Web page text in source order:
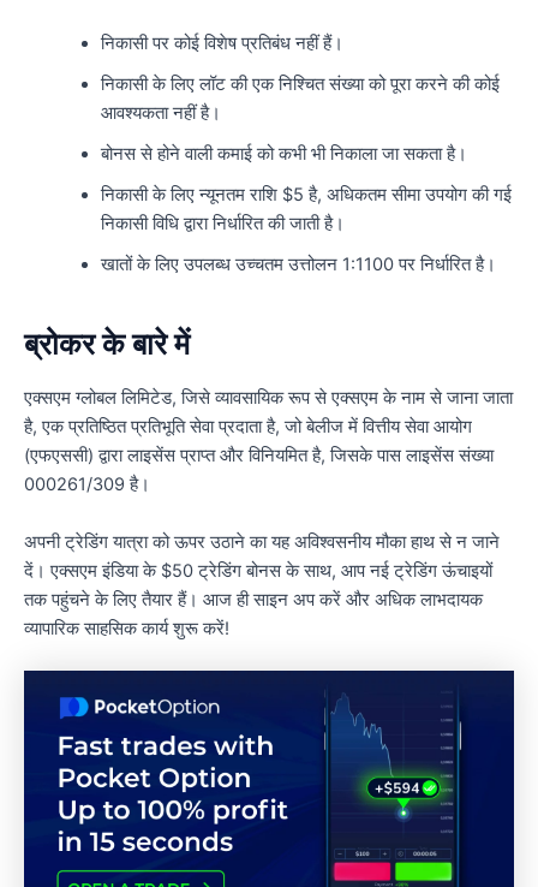
निकासी पर कोई विशेष प्रतिबंध नहीं हैं।
निकासी के लिए लॉट की एक निश्चित संख्या को पूरा करने की कोई
आवश्यकता नहीं है।
बोनस से होने वाली कमाई को कभी भी निकाला जा सकता है।
निकासी के लिए न्यूनतम राशि $5 है, अधिकतम सीमा उपयोग की गई
निकासी विधि द्वारा निर्धारित की जाती है।
खातों के लिए उपलब्ध उच्चतम उत्तोलन 1:1100 पर निर्धारित है।
ब्रोकर के बारे में
एक्सएम ग्लोबल लिमिटेड, जिसे व्यावसायिक रूप से एक्सएम के नाम से जाना जाता
है, एक प्रतिष्ठित प्रतिभूति सेवा प्रदाता है, जो बेलीज में वित्तीय सेवा आयोग
(एफएससी) द्वारा लाइसेंस प्राप्त और विनियमित है, जिसके पास लाइसेंस संख्या
000261/309 है।
अपनी ट्रेडिंग यात्रा को ऊपर उठाने का यह अविश्वसनीय मौका हाथ से न जाने
दें। एक्सएम इंडिया के $50 ट्रेडिंग बोनस के साथ, आप नई ट्रेडिंग ऊंचाइयों
तक पहुंचने के लिए तैयार हैं। आज ही साइन अप करें और अधिक लाभदायक
व्यापारिक साहसिक कार्य शुरू करें!